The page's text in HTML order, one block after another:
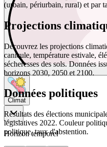
Climat
Horizon temporel
(urbain, périurbain, rural) et par
Projections
Découvrez les projections
canicule, température estivale,
sécheresses des sols. Données
horizons 2030, 2050 et 2100.
Données politiques
Résultats des élections
législatives 2022. Couleur
politique, taux d'abstention.